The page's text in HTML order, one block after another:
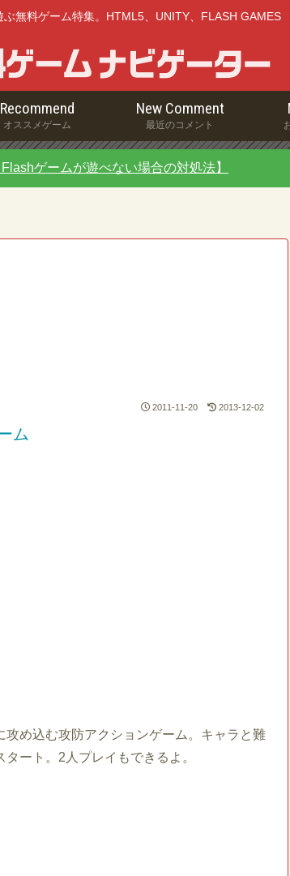
ぶ無料ゲーム特集。HTML5、UNITY、FLASH GAMES
Recommend
オススメゲーム
New Comment
最近のコメント
Flashゲームが遊べない場合の対処法】
2011-11-20 2013-12-02
ム
攻め込む攻防アクションゲーム。キャラと難
ート。2人プレイもできるよ。